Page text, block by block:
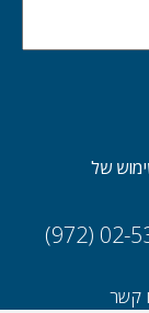
של
(972) 02-
קשר